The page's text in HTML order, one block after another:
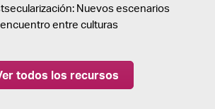
Nuevos escenarios
entre culturas
todos los recursos